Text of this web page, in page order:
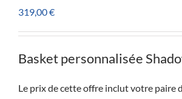
319,00€
Basket personnalisée
Le prix de cette offre inclut votre paire